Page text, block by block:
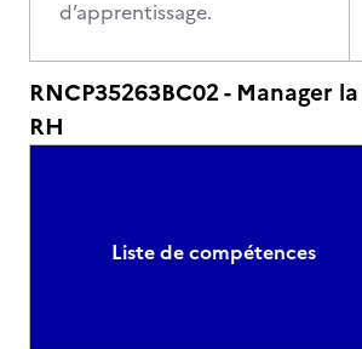
d’apprentissage.
RNCP35263BC02 - Manager
RH
Liste de compétences